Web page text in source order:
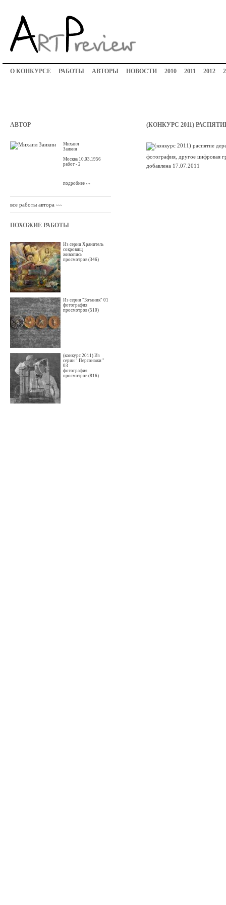
О КОНКУРСЕ РАБОТЫ АВТОРЫ НОВОСТИ 2010 2011 2012
АВТОР
Михаил
Заикин
Москва 10.03.1956
работ - 2
подробнее ›››
все работы автора ›››
ПОХОЖИЕ РАБОТЫ
Из серии Хранитель
сокровищ
живопись
просмотров (346)
Из серии "Ботаник" 01
фотография
просмотров (510)
(конкурс 2011) Из
серии " Персонажи "
03
фотография
просмотров (816)
(КОНКУРС 2011)
фотография, другое цифровая
добавлена 17.07.2011